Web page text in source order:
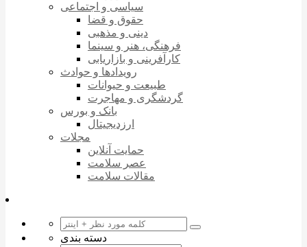
سیاسی و اجتماعی
حقوق و قضا
دینی و مذهبی
فرهنگی، هنر و سینما
کارآفرینی و بازاریابی
رویدادها و حوادث
طبیعت و حیوانات
گردشگری و مهاجرت
بانک و بورس
ارزدیجیتال
مجلات
حمایت آنلاین
عصر سلامت
مقالات سلامت
دسته بندی